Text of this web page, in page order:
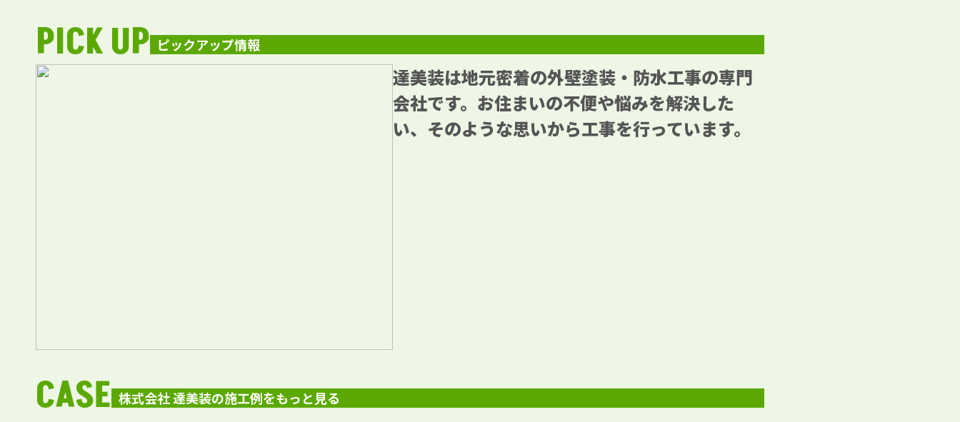
ピックアップ情報
PICK UP
達美装は地元密着の外壁塗装・防水工事の専門
会社です。お住まいの不便や悩みを解決した
い、そのような思いから工事を行っています。
株式会社 達美装の施工例をもっと見る
CASE